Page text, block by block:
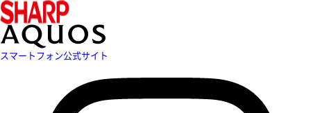
スマートフォン公式サイト